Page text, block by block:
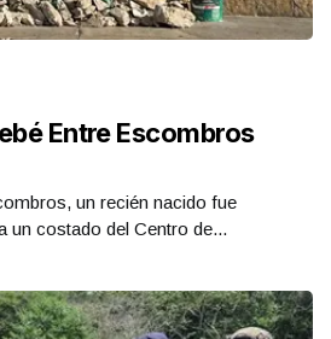
Entre Escombros
un recién nacido fue
un costado del Centro de...